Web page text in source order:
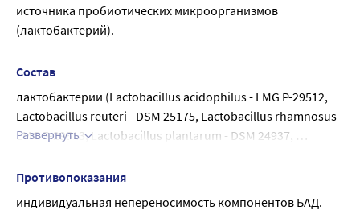
источника пробиотических микроорганизмов
(лактобактерий).
Состав
лактобактерии (Lactobacillus acidophilus - LMG P-29512,
Lactobacillus reuteri - DSM 25175, Lactobacillus rhamnosus -
LMG P-29513, Lactobacillus plantarum - DSM 24937,
(Bifidobacterium lactis - LMG P-29510, Bifidobacterium
26721, кукурузный крахмал, магниевые соли жирных
Развернуть
Противопоказания
индивидуальная непереносимость компонентов БАД.